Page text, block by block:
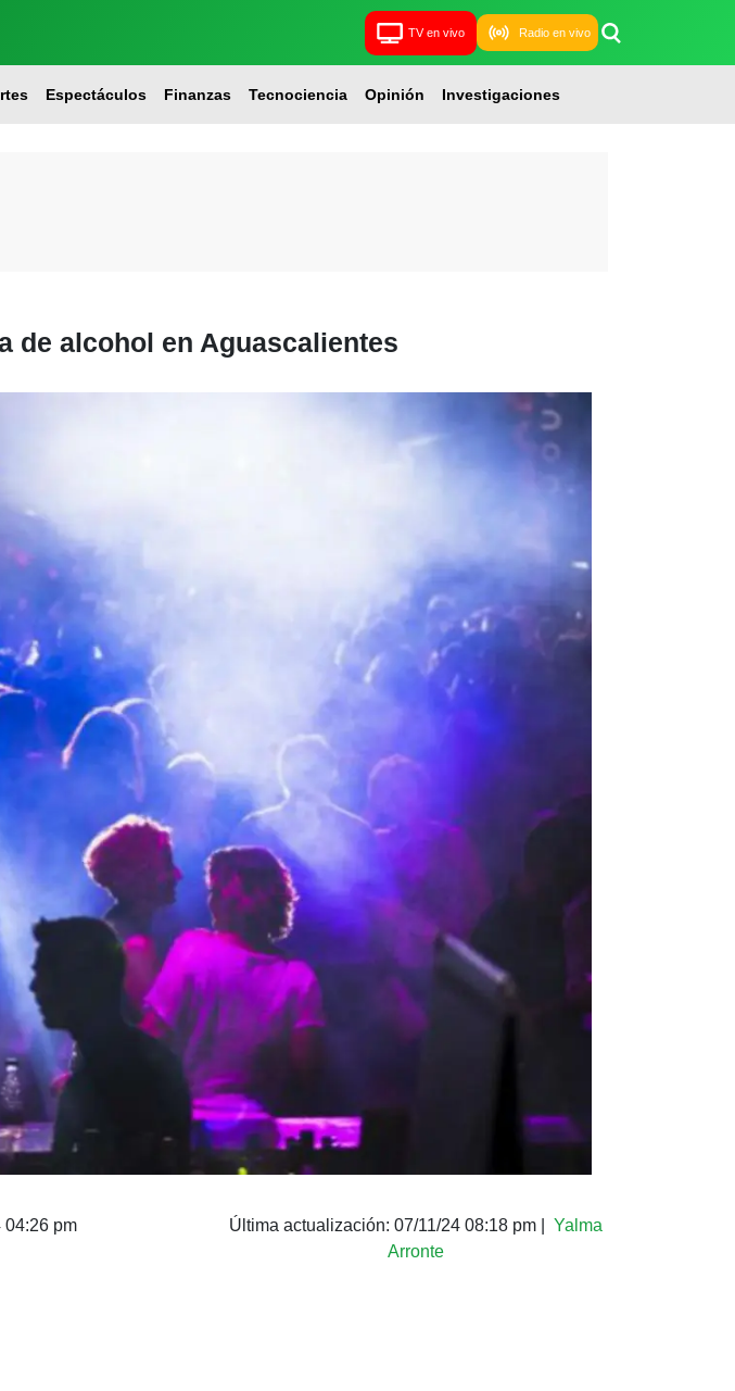
TV en vivo Radio en vivo
Espectáculos Finanzas Tecnociencia Opinión Investigaciones
de alcohol en Aguascalientes
04:26 pm Última actualización: 07/11/24 08:18 pm
Yalma
Arronte